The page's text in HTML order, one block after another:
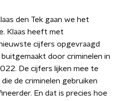
den Tek gaan we het
Klaas heeft met
cijfers opgevraagd
door criminelen in
De cijfers lijken mee te
de criminelen gebruiken
En dat is precies hoe